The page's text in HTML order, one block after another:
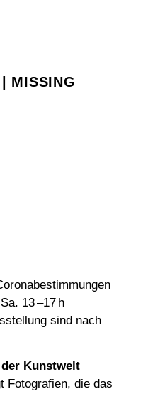
MISSING
13 –17 h
sind nach
der Kunstwelt
Fotografien, die das